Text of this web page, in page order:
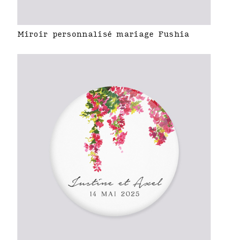
Miroir personnalisé mariage Fushia